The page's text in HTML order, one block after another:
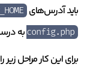
باید آدرس‌های
config.php به
برای این کار مراحل زیر